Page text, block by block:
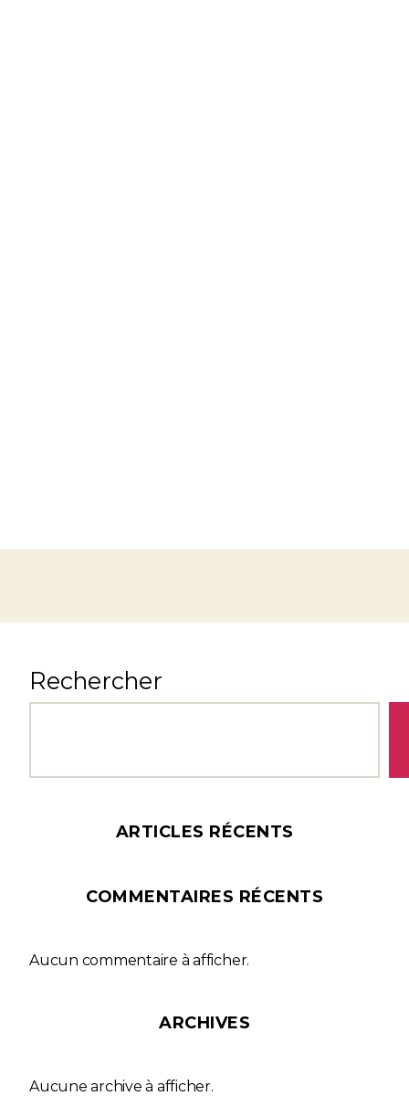
Rechercher
ARTICLES RÉCENTS
COMMENTAIRES RÉCENTS
Aucun commentaire à afficher.
ARCHIVES
Aucune archive à afficher.